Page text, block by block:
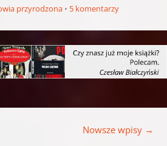
przyrodzona 5 komentarzy
Nowsze wpisy →